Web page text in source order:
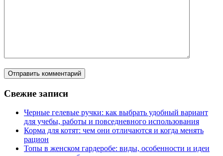
Свежие записи
Черные гелевые ручки: как выбрать удобный вариант
для учебы, работы и повседневного использования
Корма для котят: чем они отличаются и когда менять
рацион
Топы в женском гардеробе: виды, особенности и идеи